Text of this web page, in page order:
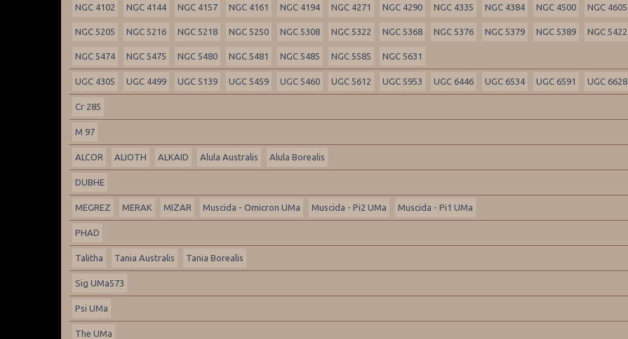
NGC 4102 NGC 4144 NGC 4157 NGC 4161 NGC 4194 NGC 4271 NGC 4290 NGC 4335 NGC 4384 NGC 4500 NGC 4605
NGC 5205 NGC 5216 NGC 5218 NGC 5250 NGC 5308 NGC 5322 NGC 5368 NGC 5376 NGC 5379 NGC 5389 NGC 5422
NGC 5474 NGC 5475 NGC 5480 NGC 5481 NGC 5485 NGC 5585 NGC 5631
UGC 4305 UGC 4499 UGC 5139 UGC 5459 UGC 5460 UGC 5612 UGC 5953 UGC 6446 UGC 6534 UGC 6591 UGC 6628
Cr 285
M 97
ALCOR ALIOTH ALKAID Alula Australis Alula Borealis
DUBHE
MEGREZ MERAK MIZAR Muscida - Omicron UMa Muscida - Pi2 UMa Muscida - Pi1 UMa
PHAD
Talitha Tania Australis Tania Borealis
Sig UMa573
Psi UMa
The UMa